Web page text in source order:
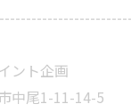
ント企画
中尾1-11-14-5